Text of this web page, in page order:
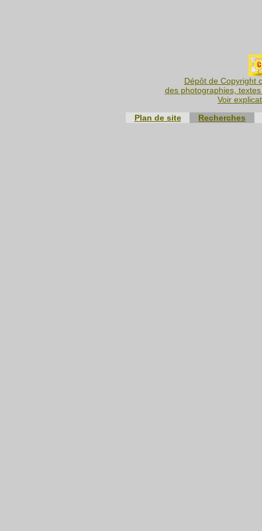
Dépôt de Copyright
des photographies,
Voir
Plan de site
Recherches